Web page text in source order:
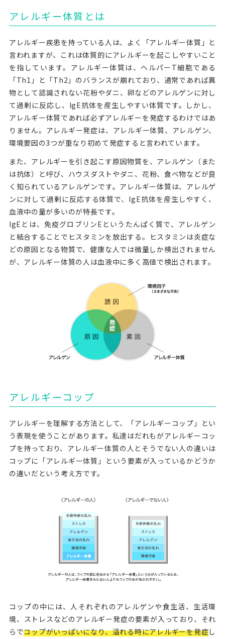
アレルギー体質とは
アレルギー疾患を持っている人は、よく「アレルギー体質」と
言われますが、これは体質的にアレルギーを起こしやすいこと
を指しています。アレルギー体質は、ヘルパーT細胞である
「Th1」と「Th2」のバランスが崩れており、通常であれば異
物として認識されない花粉やダニ、卵などのアレルゲンに対し
て過剰に反応し、IgE抗体を産生しやすい体質です。しかし、
アレルギー体質であれば必ずアレルギーを発症するわけではあ
りません。アレルギー発症は、アレルギー体質、アレルゲン、
環境要因の3つが重なり初めて発症すると言われています。
また、アレルギーを引き起こす原因物質を、アレルゲン（また
は抗体）と呼び、ハウスダストやダニ、花粉、食べ物などが良
く知られているアレルゲンです。アレルギー体質は、アレルゲ
ンに対して過剰に反応する体質で、IgE抗体を産生しやすく、
血液中の量が多いのが特長です。
IgEとは、免疫グロブリンEというたんぱく質で、アレルゲン
と結合することでヒスタミンを放出する。ヒスタミンは炎症な
どの原因となる物質で、健康な人では微量しか検出されません
が、アレルギー体質の人は血液中に多く高値で検出されます。
アレルギーコップ
アレルギーを理解する方法として、「アレルギーコップ」とい
う表現を使うことがあります。私達はだれもがアレルギーコッ
プを持っており、アレルギー体質の人とそうでない人の違いは
コップに「アレルギー体質」という要素が入っているかどうか
の違いだという考え方です。
コップの中には、人それぞれのアレルゲンや食生活、生活環
境、ストレスなどのアレルギー発症の要素が入っており、それ
らでコップがいっぱいになり、溢れる時にアレルギーを発症し